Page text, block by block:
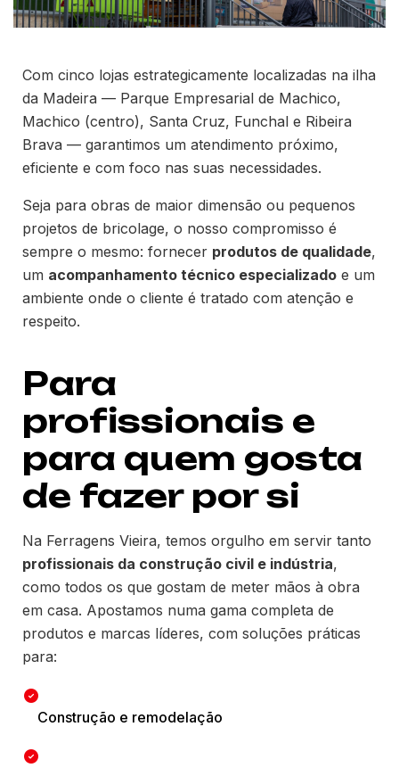
Com cinco lojas estrategicamente localizadas na ilha
da Madeira — Parque Empresarial de Machico,
Machico (centro), Santa Cruz, Funchal e Ribeira
Brava — garantimos um atendimento próximo,
eficiente e com foco nas suas necessidades.
Seja para obras de maior dimensão ou pequenos
projetos de bricolage, o nosso compromisso é
sempre o mesmo: fornecer produtos de qualidade,
um acompanhamento técnico especializado e um
ambiente onde o cliente é tratado com atenção e
respeito.
Para
profissionais e
para quem gosta
de fazer por si
Na Ferragens Vieira, temos orgulho em servir tanto
profissionais da construção civil e indústria,
como todos os que gostam de meter mãos à obra
em casa. Apostamos numa gama completa de
produtos e marcas líderes, com soluções práticas
para:
Construção e remodelação